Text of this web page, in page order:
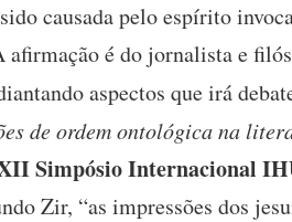
causada pelo espírito
afirmação é do jornalista e
aspectos que irá
de ordem ontológica na
Simpósio Internacional
Zir, “as impressões dos